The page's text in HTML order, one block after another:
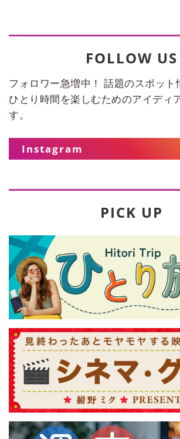
FOLLOW US
フォロワー急増中！ 話題のスポット
ひとり時間を楽しむためのアイディ
す。
Instagram
PICK UP